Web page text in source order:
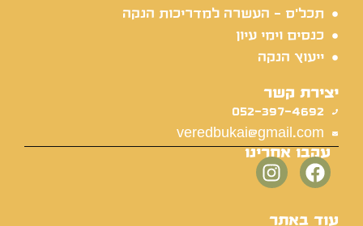
תכל'ס - העשרה למדריכות הנקה
כנסים וימי עיון
ייעוץ הנקה
יצירת קשר
052-397-4692
veredbukai@gmail.com
עקבו אחרינו
עוד באתר